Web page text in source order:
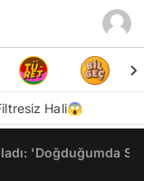
Hali😱
'Doğduğumda